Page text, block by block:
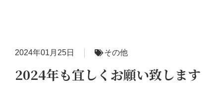
2024年01月25日 その他
2024年も宜しくお願い致します